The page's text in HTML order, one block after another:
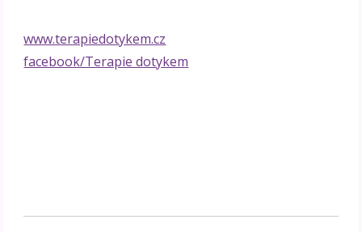
www.terapiedotykem.cz
facebook/Terapie dotykem